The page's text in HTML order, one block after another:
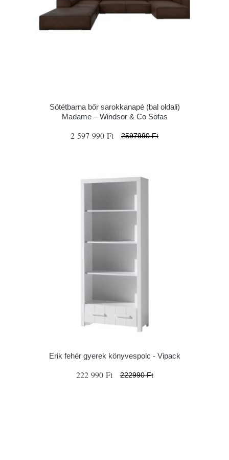
Sötétbarna bőr sarokkanapé (bal oldali)
Madame – Windsor & Co Sofas
2 597 990 Ft 2597990 Ft
Erik fehér gyerek könyvespolc - Vipack
222 990 Ft 222990 Ft